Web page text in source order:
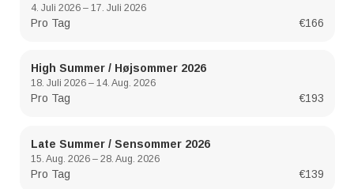
4. Juli 2026 – 17. Juli 2026
Pro Tag €166
High Summer / Højsommer 2026
18. Juli 2026 – 14. Aug. 2026
Pro Tag €193
Late Summer / Sensommer 2026
15. Aug. 2026 – 28. Aug. 2026
Pro Tag €139